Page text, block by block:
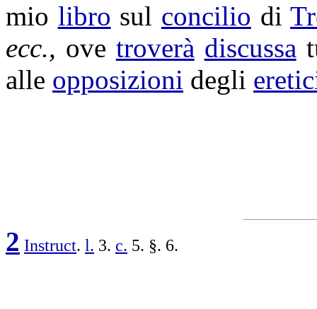
mio libro sul concilio di
ecc., ove troverà discussa
alle opposizioni degli
2 Instruct. l. 3. c. 5. §. 6.